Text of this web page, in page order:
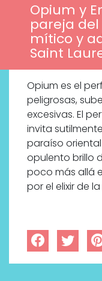
Opium y
pareja
mítico y
Saint
Opium es el
peligrosas,
excesivas. El
invita
paraíso
opulento brillo
poco más allá
por el elixir de la